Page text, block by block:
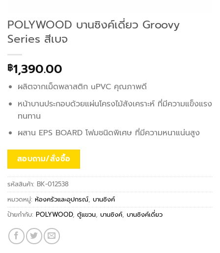
POLYWOOD บานซิงค์เดี่ยว Groovy
Series สีเบจ
฿1,390.00
ผลิตจากเม็ดพลาสติก uPVC คุณภาพดี
หน้าบานประกอบด้วยแผ่นโครงไม้สังเคราะห์ ที่มีความแข็งแรง
ทนทาน
ผสาน EPS BOARD โฟมชนิดพิเศษ ที่มีความหนาแน่นสูง
สอบถาม/สั่งซื้อ
รหัสสินค้า: BK-012538
หมวดหมู่: ห้องครัวและอุปกรณ์, บานซิงค์
ป้ายกำกับ: POLYWOOD, ตู้แขวน, บานซิงค์, บานซิงค์เดี่ยว